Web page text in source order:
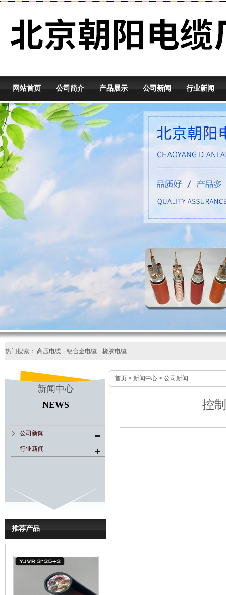
网站首页 公司简介 产品展示 公司新闻 行业新闻
热门搜索： 高压电缆 铝合金电缆 橡胶电缆
新闻中心
NEWS
公司新闻
行业新闻
推荐产品
首页 > 新闻中心 > 公司新闻
控